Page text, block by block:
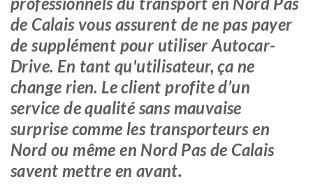
de Calais vous assurent de ne pas payer
de supplément pour utiliser Autocar-
Drive. En tant qu'utilisateur, ça ne
change rien. Le client profite d’un
service de qualité sans mauvaise
surprise comme les transporteurs en
Nord ou même en Nord Pas de Calais
savent mettre en avant.